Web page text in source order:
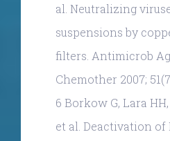
al. Neutralizing
suspensions by
filters. Antimicrob
Chemother 2007;
6 Borkow G, Lara
et al. Deactivation of